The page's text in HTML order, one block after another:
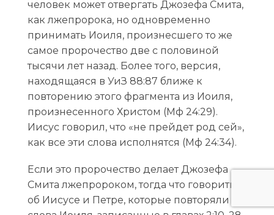
человек может отвергать Джозефа Смита,
как лжепророка, но одновременно
принимать Иоиля, произнесшего то же
самое пророчество две с половиной
тысячи лет назад. Более того, версия,
находящаяся в УиЗ 88:87 ближе к
повторению этого фрагмента из Иоиля,
произнесенного Христом (Мф 24:29).
Иисус говорил, что «не прейдет род сей»,
как все эти слова исполнятся (Мф 24:34).
Если это пророчество делает Джозефа
Смита лжепророком, тогда что говорить
об Иисусе и Петре, которые повторяли